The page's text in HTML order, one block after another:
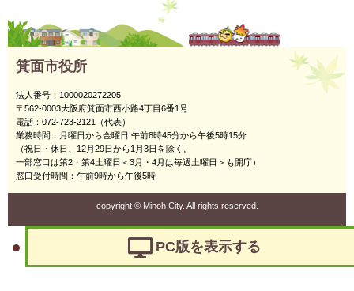
箕面市役所
法人番号：1000020272205
〒562-0003大阪府箕面市西小路4丁目6番1号
電話：072-723-2121（代表）
業務時間：月曜日から金曜日 午前8時45分から午後5時15分
（祝日・休日、12月29日から1月3日を除く。
一部窓口は第2・第4土曜日＜3月・4月は毎週土曜日＞も開庁）
窓口受付時間：午前9時から午後5時
copyright ©Minoh City. All rights reserved.
PC版を表示する